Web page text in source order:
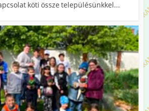
köti össze településünkkel...